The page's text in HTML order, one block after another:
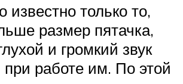
известно только то,
размер пятачка,
и громкий звук
при работе им. По этой